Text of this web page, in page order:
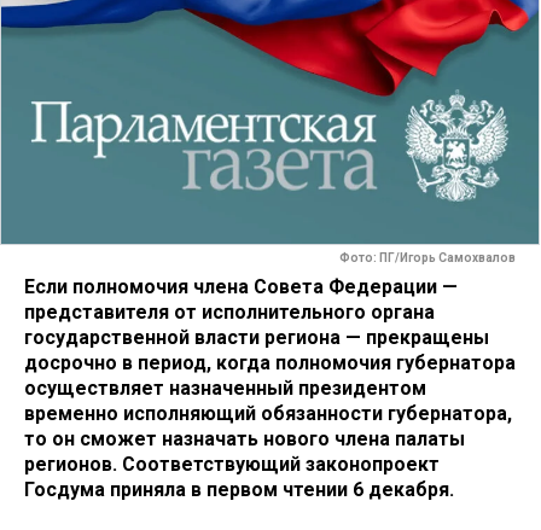
Фото: ПГ/Игорь Самохвалов
Если полномочия члена Совета Федерации —
представителя от исполнительного органа
государственной власти региона — прекращены
досрочно в период, когда полномочия губернатора
осуществляет назначенный президентом
временно исполняющий обязанности губернатора,
то он сможет назначать нового члена палаты
регионов. Соответствующий законопроект
Госдума приняла в первом чтении 6 декабря.